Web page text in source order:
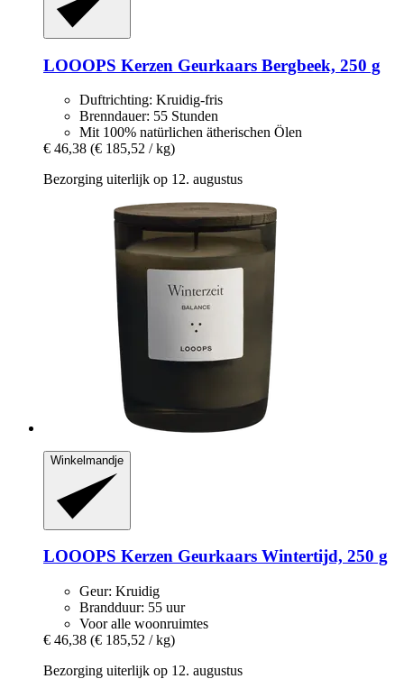
LOOOPS Kerzen Geurkaars Bergbeek, 250 g
Duftrichting: Kruidig-fris
Brenndauer: 55 Stunden
Mit 100% natürlichen ätherischen Ölen
€ 46,38 (€ 185,52 / kg)
Bezorging uiterlijk op 12. augustus
Winkelmandje
LOOOPS Kerzen Geurkaars Wintertijd, 250 g
Geur: Kruidig
Brandduur: 55 uur
Voor alle woonruimtes
€ 46,38 (€ 185,52 / kg)
Bezorging uiterlijk op 12. augustus